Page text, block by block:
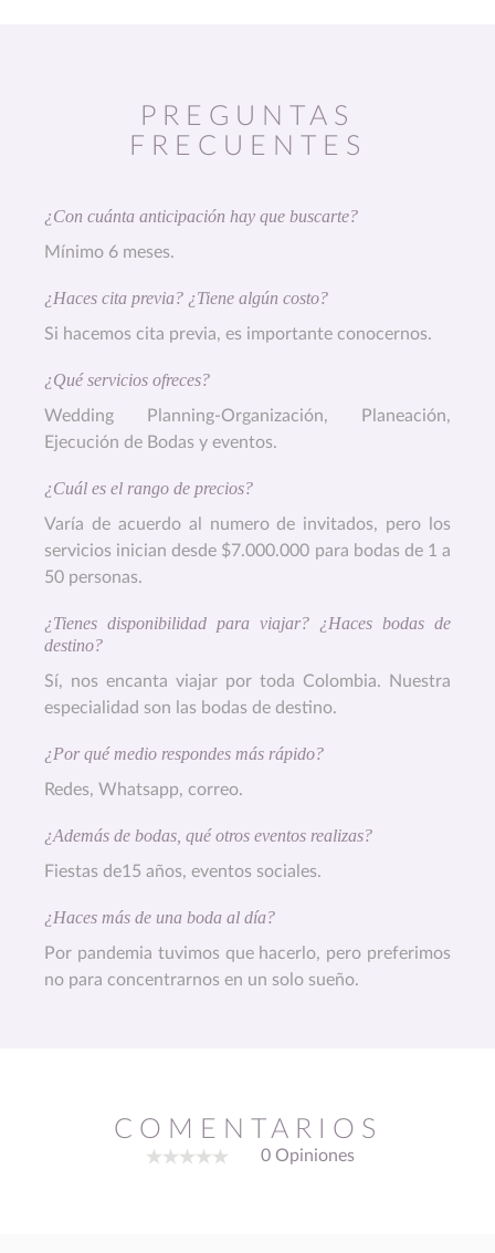
PREGUNTAS
FRECUENTES
¿Con cuánta anticipación hay que buscarte?
Mínimo 6 meses.
¿Haces cita previa? ¿Tiene algún costo?
Si hacemos cita previa, es importante conocernos.
¿Qué servicios ofreces?
Wedding Planning-Organización, Planeación,
Ejecución de Bodas y eventos.
¿Cuál es el rango de precios?
Varía de acuerdo al numero de invitados, pero los
servicios inician desde $7.000.000 para bodas de 1 a
50 personas.
¿Tienes disponibilidad para viajar? ¿Haces bodas de
destino?
Sí, nos encanta viajar por toda Colombia. Nuestra
especialidad son las bodas de destino.
¿Por qué medio respondes más rápido?
Redes, Whatsapp, correo.
¿Además de bodas, qué otros eventos realizas?
Fiestas de15 años, eventos sociales.
¿Haces más de una boda al día?
Por pandemia tuvimos que hacerlo, pero preferimos
no para concentrarnos en un solo sueño.
COMENTARIOS
0 Opiniones